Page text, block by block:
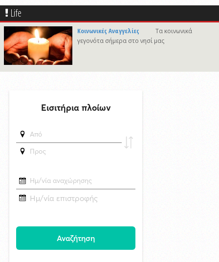
8/8/2026 10:31
Στο νοσοκομείο της Νίκαιας ο ένας τραυματίας. 54 και 61 ετών οι
αναβάτες
8/8/2026 20:05
Χωρίς ναυαγοσώστη ήταν το beach bar στην Πάρο όταν πνίγηκε ο
4χρονος: Το χρονικό της τραγωδίας
29/4/2026 18:53
δημοσιεύθηκε 3 ώρες πριν
Τρεις νέες εκθέσεις στη Δημοτική Πινακοθήκη Μυκόνου
Πέθανε στα 74 του χρόνια ο σπουδαίος ηθοποιός Νίκος
Καλογερόπουλος
Life
Κοινωνικές Αναγγελίες
Τα κοινωνικά
γεγονότα σήμερα στο νησί μας